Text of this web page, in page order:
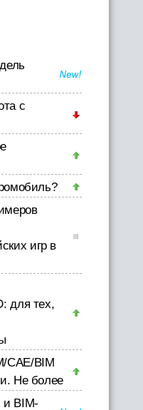
с
игр в
для тех,
CAE/BIM
Не более
и BIM-